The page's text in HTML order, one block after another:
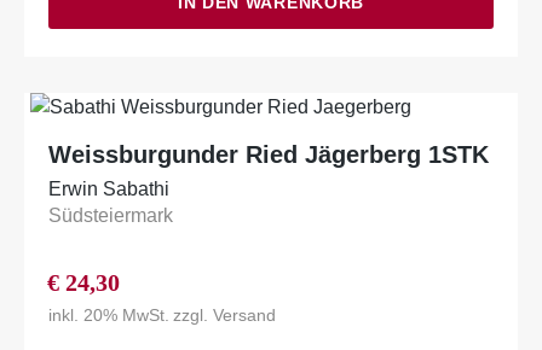
Weissburgunder Ried Jägerberg 1STK
Erwin Sabathi
Südsteiermark
€ 24,30
inkl. 20% MwSt. zzgl.Versand